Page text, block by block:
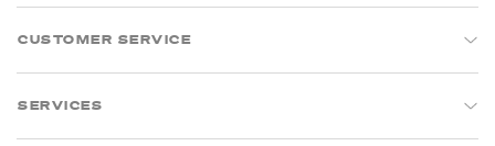
CUSTOMER SERVICE
SERVICES